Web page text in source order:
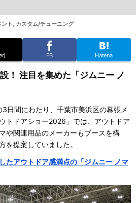
ント , カスタム/チューニング
FB Hatena
！ 注目を集めた「ジムニー ノ
間にわたり、千葉市美浜区の幕張メ
トドアショー2026」では、アウトドア
や関連用品のメーカーもブースを構
を提案していました。
たアウトドア感満点の「ジムニー ノマ